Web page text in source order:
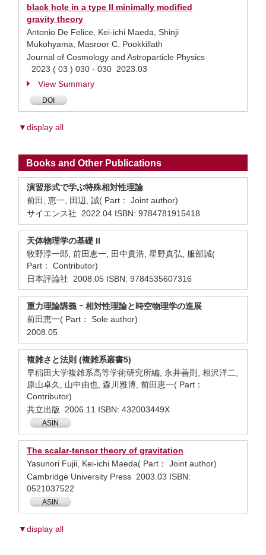
black hole in a type II minimally modified
gravity theory
Antonio De Felice, Kei-ichi Maeda, Shinji
Mukohyama, Masroor C. Pookkillath
Journal of Cosmology and Astroparticle Physics
2023 ( 03 ) 030 - 030 2023.03
View Summary
DOI
▼display all
Books and Other Publications
演習形式で学ぶ特殊相対性理論
前田, 恵一, 田辺, 誠( Part： Joint author)
サイエンス社 2022.04 ISBN: 9784781915418
天体物理学の基礎 II
牧野淳一郎, 前田恵一, 田中貴浩, 星野真弘, 服部誠(
Part： Contributor)
日本評論社 2008.05 ISBN: 9784535607316
重力理論講義 ｰ 相対性理論と時空物理学の進展
前田恵一( Part： Sole author)
2008.05
複雑さと法則 (複雑系叢書5)
早稲田大学複雑系高等学術研究所編, 永井善則, 相沢洋二,
原山卓久, 山中由也, 森川雅博, 前田恵一( Part：
Contributor)
共立出版 2006.11 ISBN: 432003449X
ASIN
The scalar-tensor theory of gravitation
Yasunori Fujii, Kei-ichi Maeda( Part： Joint author)
Cambridge University Press 2003.03 ISBN:
0521037522
ASIN
▼display all